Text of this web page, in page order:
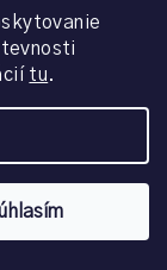
tu.
/ KRÉM NA